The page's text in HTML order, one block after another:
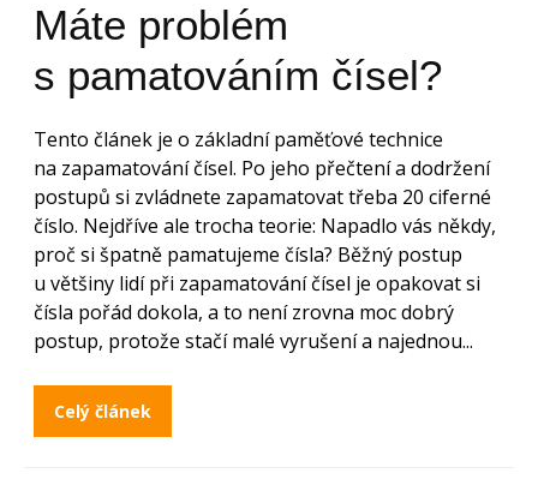
Máte problém
s pamatováním čísel?
Tento článek je o základní paměťové technice
na zapamatování čísel. Po jeho přečtení a dodržení
postupů si zvládnete zapamatovat třeba 20 ciferné
číslo. Nejdříve ale trocha teorie: Napadlo vás někdy,
proč si špatně pamatujeme čísla? Běžný postup
u většiny lidí při zapamatování čísel je opakovat si
čísla pořád dokola, a to není zrovna moc dobrý
postup, protože stačí malé vyrušení a najednou...
Celý článek